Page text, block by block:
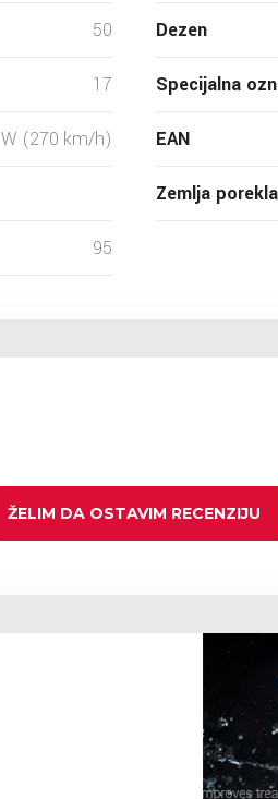
50
17
W (270 km/h)
95
Dezen
Specijalna
EAN
Zemlja
ŽELIM DA OSTAVIM RECENZIJU